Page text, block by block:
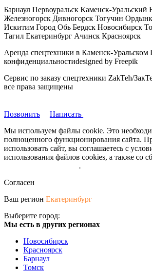
Барнаул Первоуральск Каменск-Уральский
Железногорск Дивногорск Тогучин
Искитим Город Обь Бердск Новосибирск
Тагил Екатеринбург Ачинск Красноярск
Аренда спецтехники в Каменск-Уральском
конфиденциальностиdesigned by Freepik
Сервис по заказу спецтехники ZakTeh/
все права защищены
Позвонить
Написать
Мы используем файлы cookie. Это
полноценного функционирования сайта.
использовать сайт, вы соглашаетесь с
использования файлов cookies, а также со
.
Согласен
Ваш регион Екатеринбург
Выберите город:
Мы есть в других регионах
Новосибирск
Красноярск
Барнаул
Томск